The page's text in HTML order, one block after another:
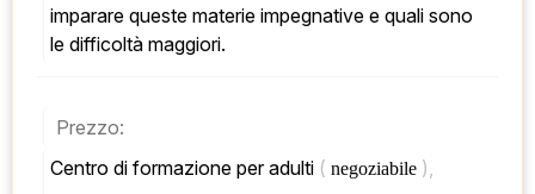
imparare queste materie impegnative e quali sono
le difficoltà maggiori.
Prezzo:
Centro di formazione per adulti ( negoziabile ),